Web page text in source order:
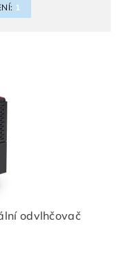
1
odvlhčovač